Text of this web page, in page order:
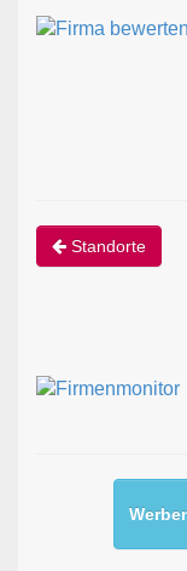
Standorte